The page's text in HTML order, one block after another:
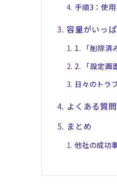
手順3：使
容量がいっ
1. 「削除済
2. 「設定画
日々のトラ
よくある質問
まとめ
他社の成功